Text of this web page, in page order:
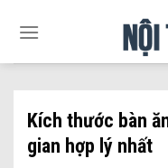
Kích thước bàn
gian hợp lý nhất